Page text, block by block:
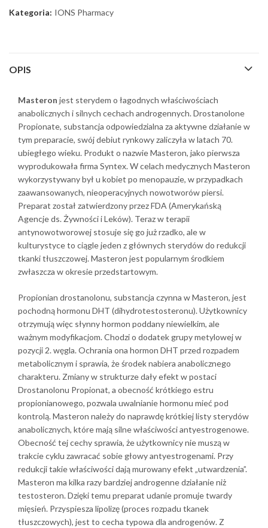
Kategoria: IONS Pharmacy
OPIS
Masteron jest sterydem o łagodnych właściwościach
anabolicznych i silnych cechach androgennych. Drostanolone
Propionate, substancja odpowiedzialna za aktywne działanie w
tym preparacie, swój debiut rynkowy zaliczyła w latach 70.
ubiegłego wieku. Produkt o nazwie Masteron, jako pierwsza
wyprodukowała firma Syntex. W celach medycznych Masteron
wykorzystywany był u kobiet po menopauzie, w przypadkach
zaawansowanych, nieoperacyjnych nowotworów piersi.
Preparat został zatwierdzony przez FDA (Amerykańską
Agencje ds. Żywności i Leków). Teraz w terapii
antynowotworowej stosuje się go już rzadko, ale w
kulturystyce to ciągle jeden z głównych sterydów do redukcji
tkanki tłuszczowej. Masteron jest popularnym środkiem
zwłaszcza w okresie przedstartowym.
Propionian drostanolonu, substancja czynna w Masteron, jest
pochodną hormonu DHT (dihydrotestosteronu). Użytkownicy
otrzymują więc słynny hormon poddany niewielkim, ale
ważnym modyfikacjom. Chodzi o dodatek grupy metylowej w
pozycji 2. węgla. Ochrania ona hormon DHT przed rozpadem
metabolicznym i sprawia, że środek nabiera anabolicznego
charakteru. Zmiany w strukturze dały efekt w postaci
Drostanolonu Propionat, a obecność krótkiego estru
propionianowego, pozwala uwalnianie hormonu mieć pod
kontrolą. Masteron należy do naprawdę krótkiej listy sterydów
anabolicznych, które mają silne właściwości antyestrogenowe.
Obecność tej cechy sprawia, że użytkownicy nie muszą w
trakcie cyklu zawracać sobie głowy antyestrogenami. Przy
redukcji takie właściwości dają murowany efekt „utwardzenia”.
Masteron ma kilka razy bardziej androgenne działanie niż
testosteron. Dzięki temu preparat udanie promuje twardy
mięsień. Przyspiesza lipolizę (proces rozpadu tkanek
tłuszczowych), jest to cecha typowa dla androgenów. Z